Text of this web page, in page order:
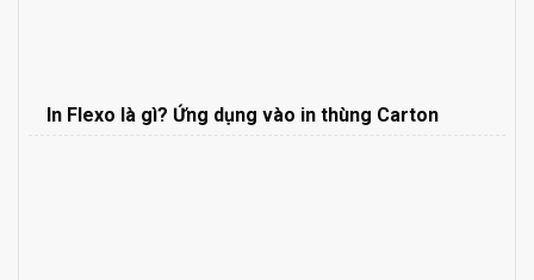
In Flexo là gì? Ứng dụng vào in thùng Carton